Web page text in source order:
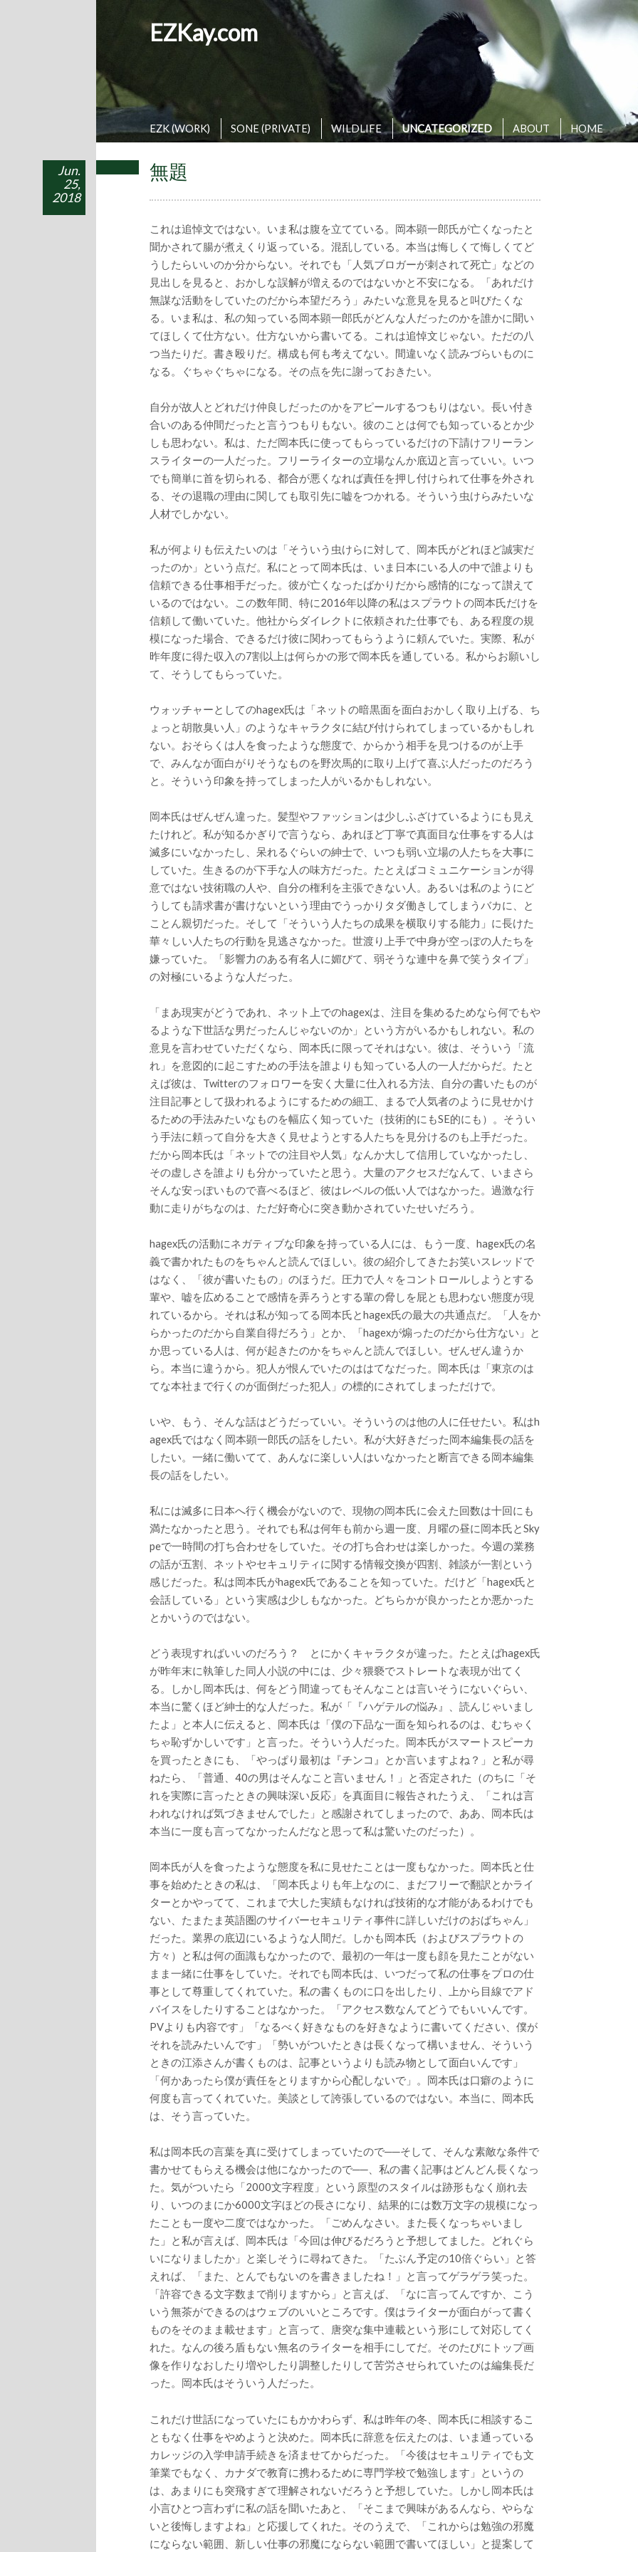
EZKay.com
EZK (WORK) SONE (PRIVATE) WILDLIFE UNCATEGORIZED ABOUT HOME
無題
Jun.
25,
2018
これは追悼文ではない。いま私は腹を立てている。岡本顕一郎氏が亡くなったと
聞かされて腸が煮えくり返っている。混乱している。本当は悔しくて悔しくてど
うしたらいいのか分からない。それでも「人気ブロガーが刺されて死亡」などの
見出しを見ると、おかしな誤解が増えるのではないかと不安になる。「あれだけ
無謀な活動をしていたのだから本望だろう」みたいな意見を見ると叫びたくな
る。いま私は、私の知っている岡本顕一郎氏がどんな人だったのかを誰かに聞い
てほしくて仕方ない。仕方ないから書いてる。これは追悼文じゃない。ただの八
つ当たりだ。書き殴りだ。構成も何も考えてない。間違いなく読みづらいものに
なる。ぐちゃぐちゃになる。その点を先に謝っておきたい。
自分が故人とどれだけ仲良しだったのかをアピールするつもりはない。長い付き
合いのある仲間だったと言うつもりもない。彼のことは何でも知っているとか少
しも思わない。私は、ただ岡本氏に使ってもらっているだけの下請けフリーラン
スライターの一人だった。フリーライターの立場なんか底辺と言っていい。いつ
でも簡単に首を切られる、都合が悪くなれば責任を押し付けられて仕事を外され
る、その退職の理由に関しても取引先に嘘をつかれる。そういう虫けらみたいな
人材でしかない。
私が何よりも伝えたいのは「そういう虫けらに対して、岡本氏がどれほど誠実だ
ったのか」という点だ。私にとって岡本氏は、いま日本にいる人の中で誰よりも
信頼できる仕事相手だった。彼が亡くなったばかりだから感情的になって讃えて
いるのではない。この数年間、特に2016年以降の私はスプラウトの岡本氏だけを
信頼して働いていた。他社からダイレクトに依頼された仕事でも、ある程度の規
模になった場合、できるだけ彼に関わってもらうように頼んでいた。実際、私が
昨年度に得た収入の7割以上は何らかの形で岡本氏を通している。私からお願いし
て、そうしてもらっていた。
ウォッチャーとしてのhagex氏は「ネットの暗黒面を面白おかしく取り上げる、ち
ょっと胡散臭い人」のようなキャラクタに結び付けられてしまっているかもしれ
ない。おそらくは人を食ったような態度で、からかう相手を見つけるのが上手
で、みんなが面白がりそうなものを野次馬的に取り上げて喜ぶ人だったのだろう
と。そういう印象を持ってしまった人がいるかもしれない。
岡本氏はぜんぜん違った。髪型やファッションは少しふざけているようにも見え
たけれど。私が知るかぎりで言うなら、あれほど丁寧で真面目な仕事をする人は
滅多にいなかったし、呆れるぐらいの紳士で、いつも弱い立場の人たちを大事に
していた。生きるのが下手な人の味方だった。たとえばコミュニケーションが得
意ではない技術職の人や、自分の権利を主張できない人。あるいは私のようにど
うしても請求書が書けないという理由でうっかりタダ働きしてしまうバカに、と
ことん親切だった。そして「そういう人たちの成果を横取りする能力」に長けた
華々しい人たちの行動を見逃さなかった。世渡り上手で中身が空っぽの人たちを
嫌っていた。「影響力のある有名人に媚びて、弱そうな連中を鼻で笑うタイプ」
の対極にいるような人だった。
「まあ現実がどうであれ、ネット上でのhagexは、注目を集めるためなら何でもや
るような下世話な男だったんじゃないのか」という方がいるかもしれない。私の
意見を言わせていただくなら、岡本氏に限ってそれはない。彼は、そういう「流
れ」を意図的に起こすための手法を誰よりも知っている人の一人だからだ。たと
えば彼は、Twitterのフォロワーを安く大量に仕入れる方法、自分の書いたものが
注目記事として扱われるようにするための細工、まるで人気者のように見せかけ
るための手法みたいなものを幅広く知っていた（技術的にもSE的にも）。そうい
う手法に頼って自分を大きく見せようとする人たちを見分けるのも上手だった。
だから岡本氏は「ネットでの注目や人気」なんか大して信用していなかったし、
その虚しさを誰よりも分かっていたと思う。大量のアクセスだなんて、いまさら
そんな安っぽいもので喜べるほど、彼はレベルの低い人ではなかった。過激な行
動に走りがちなのは、ただ好奇心に突き動かされていたせいだろう。
hagex氏の活動にネガティブな印象を持っている人には、もう一度、hagex氏の名
義で書かれたものをちゃんと読んでほしい。彼の紹介してきたお笑いスレッドで
はなく、「彼が書いたもの」のほうだ。圧力で人々をコントロールしようとする
輩や、嘘を広めることで感情を弄ろうとする輩の脅しを屁とも思わない態度が現
れているから。それは私が知ってる岡本氏とhagex氏の最大の共通点だ。「人をか
らかったのだから自業自得だろう」とか、「hagexが煽ったのだから仕方ない」と
か思っている人は、何が起きたのかをちゃんと読んでほしい。ぜんぜん違うか
ら。本当に違うから。犯人が恨んでいたのははてなだった。岡本氏は「東京のは
てな本社まで行くのが面倒だった犯人」の標的にされてしまっただけで。
いや、もう、そんな話はどうだっていい。そういうのは他の人に任せたい。私はh
agex氏ではなく岡本顕一郎氏の話をしたい。私が大好きだった岡本編集長の話を
したい。一緒に働いてて、あんなに楽しい人はいなかったと断言できる岡本編集
長の話をしたい。
私には滅多に日本へ行く機会がないので、現物の岡本氏に会えた回数は十回にも
満たなかったと思う。それでも私は何年も前から週一度、月曜の昼に岡本氏とSky
peで一時間の打ち合わせをしていた。その打ち合わせは楽しかった。今週の業務
の話が五割、ネットやセキュリティに関する情報交換が四割、雑談が一割という
感じだった。私は岡本氏がhagex氏であることを知っていた。だけど「hagex氏と
会話している」という実感は少しもなかった。どちらかが良かったとか悪かった
とかいうのではない。
どう表現すればいいのだろう？ とにかくキャラクタが違った。たとえばhagex氏
が昨年末に執筆した同人小説の中には、少々猥褻でストレートな表現が出てく
る。しかし岡本氏は、何をどう間違ってもそんなことは言いそうにないぐらい、
本当に驚くほど紳士的な人だった。私が「『ハゲテルの悩み』、読んじゃいまし
たよ」と本人に伝えると、岡本氏は「僕の下品な一面を知られるのは、むちゃく
ちゃ恥ずかしいです」と言った。そういう人だった。岡本氏がスマートスピーカ
を買ったときにも、「やっぱり最初は『チンコ』とか言いますよね？」と私が尋
ねたら、「普通、40の男はそんなこと言いません！」と否定された（のちに「そ
れを実際に言ったときの興味深い反応」を真面目に報告されたうえ、「これは言
われなければ気づきませんでした」と感謝されてしまったので、ああ、岡本氏は
本当に一度も言ってなかったんだなと思って私は驚いたのだった）。
岡本氏が人を食ったような態度を私に見せたことは一度もなかった。岡本氏と仕
事を始めたときの私は、「岡本氏よりも年上なのに、まだフリーで翻訳とかライ
ターとかやってて、これまで大した実績もなければ技術的な才能があるわけでも
ない、たまたま英語圏のサイバーセキュリティ事件に詳しいだけのおばちゃん」
だった。業界の底辺にいるような人間だ。しかも岡本氏（およびスプラウトの
方々）と私は何の面識もなかったので、最初の一年は一度も顔を見たことがない
まま一緒に仕事をしていた。それでも岡本氏は、いつだって私の仕事をプロの仕
事として尊重してくれていた。私の書くものに口を出したり、上から目線でアド
バイスをしたりすることはなかった。「アクセス数なんてどうでもいいんです。
PVよりも内容です」「なるべく好きなものを好きなように書いてください、僕が
それを読みたいんです」「勢いがついたときは長くなって構いません、そういう
ときの江添さんが書くものは、記事というよりも読み物として面白いんです」
「何かあったら僕が責任をとりますから心配しないで」。岡本氏は口癖のように
何度も言ってくれていた。美談として誇張しているのではない。本当に、岡本氏
は、そう言っていた。
私は岡本氏の言葉を真に受けてしまっていたので──そして、そんな素敵な条件で
書かせてもらえる機会は他になかったので──、私の書く記事はどんどん長くなっ
た。気がついたら「2000文字程度」という原型のスタイルは跡形もなく崩れ去
り、いつのまにか6000文字ほどの長さになり、結果的には数万文字の規模になっ
たことも一度や二度ではなかった。「ごめんなさい。また長くなっちゃいまし
た」と私が言えば、岡本氏は「今回は伸びるだろうと予想してました。どれぐら
いになりましたか」と楽しそうに尋ねてきた。「たぶん予定の10倍ぐらい」と答
えれば、「また、とんでもないのを書きましたね！」と言ってゲラゲラ笑った。
「許容できる文字数まで削りますから」と言えば、「なに言ってんですか、こう
いう無茶ができるのはウェブのいいところです。僕はライターが面白がって書く
ものをそのまま載せます」と言って、唐突な集中連載という形にして対応してく
れた。なんの後ろ盾もない無名のライターを相手にしてだ。そのたびにトップ画
像を作りなおしたり増やしたり調整したりして苦労させられていたのは編集長だ
った。岡本氏はそういう人だった。
これだけ世話になっていたにもかかわらず、私は昨年の冬、岡本氏に相談するこ
ともなく仕事をやめようと決めた。岡本氏に辞意を伝えたのは、いま通っている
カレッジの入学申請手続きを済ませてからだった。「今後はセキュリティでも文
筆業でもなく、カナダで教育に携わるために専門学校で勉強します」というの
は、あまりにも突飛すぎて理解されないだろうと予想していた。しかし岡本氏は
小言ひとつ言わずに私の話を聞いたあと、「そこまで興味があるんなら、やらな
いと後悔しますよね」と応援してくれた。そのうえで、「これからは勉強の邪魔
にならない範囲、新しい仕事の邪魔にならない範囲で書いてほしい」と提案して